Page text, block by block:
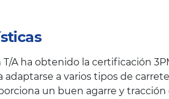
T/A ha obtenido la certificación
adaptarse a varios tipos de
un buen agarre y